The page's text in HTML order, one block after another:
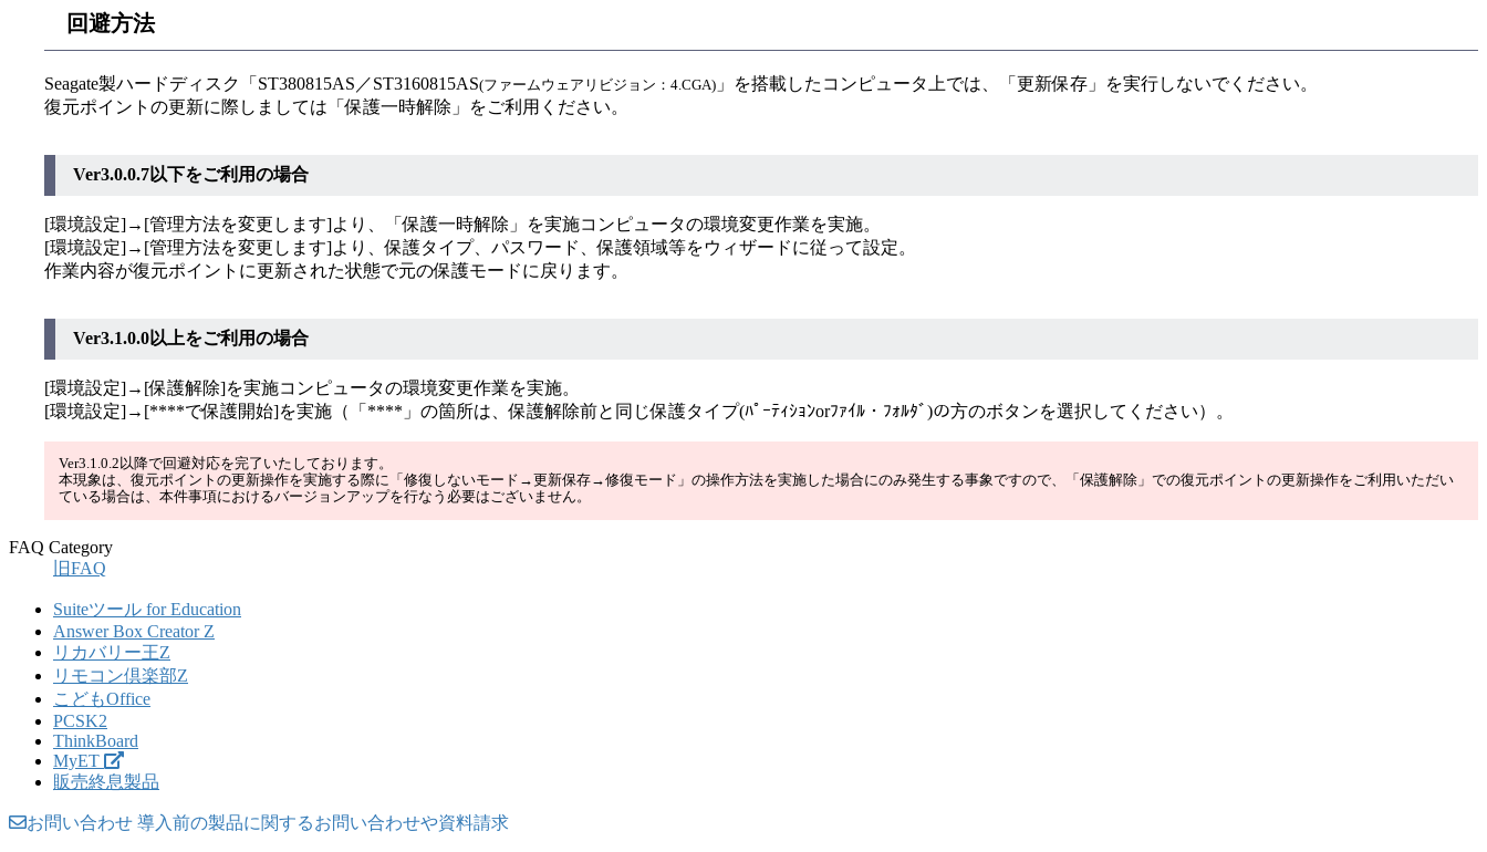
回避方法
Seagate製ハードディスク「ST380815AS／ST3160815AS(ファームウェアリビジョン：4.CGA) 」を搭載したコンピュータ上では、「更新保存」を実行しないでください。
復元ポイントの更新に際しましては「保護一時解除」をご利用ください。
Ver3.0.0.7以下をご利用の場合
[環境設定]→[管理方法を変更します]より、「保護一時解除」を実施コンピュータの環境変更作業を実施。
[環境設定]→[管理方法を変更します]より、保護タイプ、パスワード、保護領域等をウィザードに従って設定。
作業内容が復元ポイントに更新された状態で元の保護モードに戻ります。
Ver3.1.0.0以上をご利用の場合
[環境設定]→[保護解除]を実施コンピュータの環境変更作業を実施。
[環境設定]→[****で保護開始]を実施（「****」の箇所は、保護解除前と同じ保護タイプ(ﾊﾟｰﾃｨｼｮﾝorﾌｧｲﾙ・ﾌｫﾙﾀﾞ)の方のボタンを選択してください）。
Ver3.1.0.2以降で回避対応を完了いたしております。
本現象は、復元ポイントの更新操作を実施する際に「修復しないモード→更新保存→修復モード」の操作方法を実施した場合にのみ発生する事象ですので、「保護解除」での復元ポイントの更新操作をご利用いただい
ている場合は、本件事項におけるバージョンアップを行なう必要はございません。
FAQ Category
旧FAQ
Suiteツール for Education
Answer Box Creator Z
リカバリー王Z
リモコン倶楽部Z
こどもOffice
PCSK2
ThinkBoard
MyET
販売終息製品
お問い合わせ 導入前の製品に関するお問い合わせや資料請求